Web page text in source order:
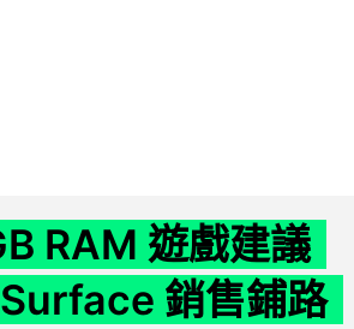
RAM 遊戲建議
銷售鋪路